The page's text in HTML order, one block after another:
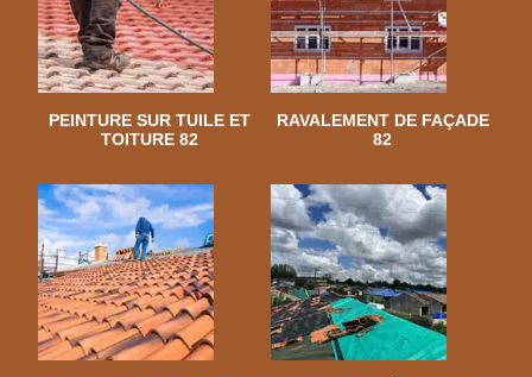
PEINTURE SUR TUILE ET
TOITURE 82
RAVALEMENT DE FAÇADE
82